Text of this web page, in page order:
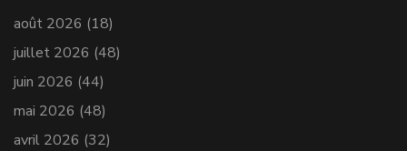
août 2026 (18)
juillet 2026 (48)
juin 2026 (44)
mai 2026 (48)
avril 2026 (32)